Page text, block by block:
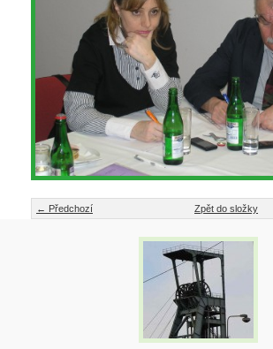
← Předchozí Zpět do složky